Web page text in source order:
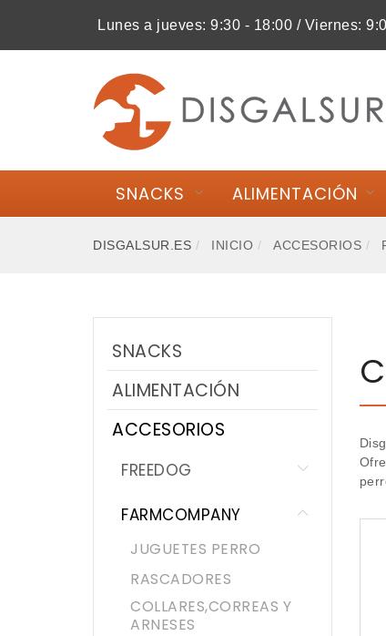
Lunes a jueves: 9:30 - 18:00 / Viernes:
SNACKS ALIMENTACIÓN
MI COMPRA
ALIMENTACIÓN
ACCESORIOS
DISGALSUR.ES INICIO ACCESORIOS
SNACKS
ALIMENTACIÓN
ACCESORIOS
FREEDOG
FARMCOMPANY
JUGUETES PERRO
RASCADORES
COLLARES,CORREAS Y
ARNESES